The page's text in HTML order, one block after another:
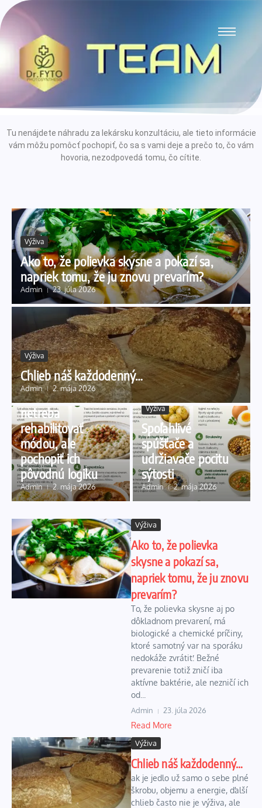
Tu nenájdete náhradu za lekársku konzultáciu, ale tieto informácie
vám môžu pomôcť pochopiť, čo sa s vami deje a prečo to, čo vám
hovoria, nezodpovedá tomu, čo cítite.
Výživa
Ako to, že polievka skysne a pokazí sa,
napriek tomu, že ju znovu prevarím?
Admin 23. júla 2026
Výživa
Chlieb náš každodenný…
Admin 2. mája 2026
Výživa
Naše tradičné jedlá
netreba
rehabilitovať
módou, ale
pochopiť ich
pôvodnú logiku
Admin 2. mája 2026
Výživa
Spoľahlivé
spúšťače a
udržiavače pocitu
sýtosti
Admin 2. mája 2026
Výživa
Ako to, že polievka
skysne a pokazí sa,
napriek tomu, že ju znovu
prevarím?
To, že polievka skysne aj po
dôkladnom prevarení, má
biologické a chemické príčiny,
ktoré samotný var na sporáku
nedokáže zvrátiť. Bežné
prevarenie totiž zničí iba
aktívne baktérie, ale nezničí ich
od...
Admin 23. júla 2026
Read More
Výživa
Chlieb náš každodenný…
ak je jedlo už samo o sebe plné
škrobu, objemu a energie, ďalší
chlieb často nie je výživa, ale